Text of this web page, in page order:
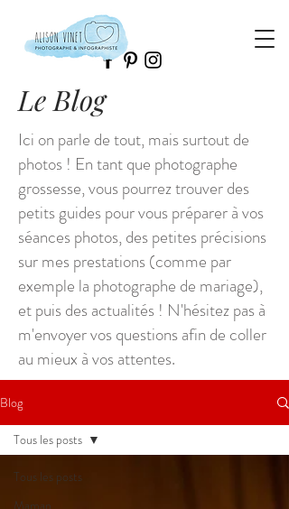
Le Blog
Ici on parle de tout, mais surtout de
photos ! En tant que photographe
grossesse, vous pourrez trouver des
petits guides pour vous préparer à vos
séances photos, des petites précisions
sur mes prestations (comme par
exemple la photographe de mariage),
et puis des actualités ! N'hésitez pas à
m'envoyer vos questions afin de coller
au mieux à vos attentes.
Blog
Tous les posts
Maman
Tous les posts